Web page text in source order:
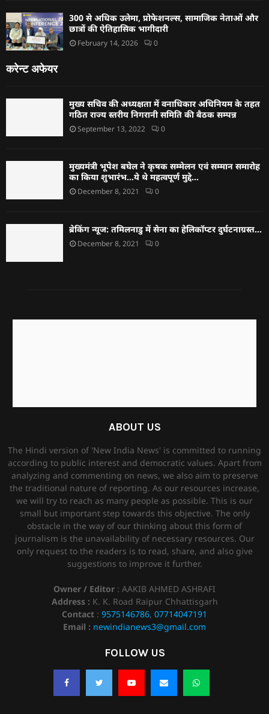
300 से अधिक उलेमा, प्रोफेशनल्स, सामाजिक नेताओं और
छात्रों की ऐतिहासिक भागीदारी
February 14, 2026 0
करेन्ट अफेयर
मुख्य सचिव की अध्यक्षता में वनाधिकार अधिनियम के तहत
गठित राज्य स्तरीय निगरानी समिति की बैठक सम्पन्न
September 13, 2022 0
मुख्यमंत्री भूपेश बघेल ने कृषक सम्मेलन एवं सम्मान समारोह
का किया शुभारंभ…ये थे महत्वपूर्ण मुद्दे…
December 8, 2021 0
ब्रेकिंग न्यूज: तमिलनाडु में सेना का हेलिकॉप्टर दुर्घटनाग्रस्त…
December 8, 2021 0
ABOUT US
The Hindi version of 'New India News' is committed to running
according to public interest and democratic values. Apart from
analyzing and commenting on news, we also aim to preserve
the traditional nature of reporting. As our resources increase,
we will try to reach as many people as possible. This is our
small but important step towards this objective. The only
obstacle in the way of our thinking about this form of
journalism is the unavailability of necessary resources. Our
only request to the readers is to read, share, and also give
suggestions to improve it further.
Owner / Editor : AAKIB AHMED ASHRAFI
Address : K. K. Road Raipur Chhattisgarh
Contact : 9575146786, 07714047191
Email : newindianews3@gmail.com
FOLLOW US